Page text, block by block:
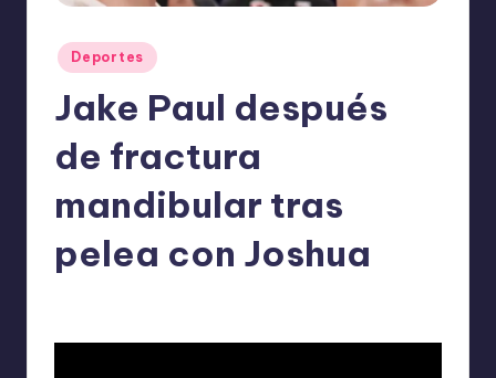
Publicado
en
Deportes
Jake Paul después
de fractura
mandibular tras
pelea con Joshua